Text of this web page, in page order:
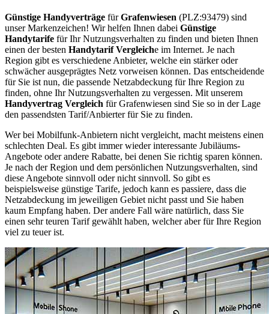
Günstige Handyverträge fürGrafenwiesen (PLZ:93479) sind
unser Markenzeichen! Wir helfen Ihnen dabei Günstige
Handytarife für Ihr Nutzungsverhalten zu finden und bieten Ihnen
einen der besten Handytarif Vergleiche im Internet. Je nach
Region gibt es verschiedene Anbieter, welche ein stärker oder
schwächer ausgeprägtes Netz vorweisen können. Das entscheidende
für Sie ist nun, die passende Netzabdeckung für Ihre Region zu
finden, ohne Ihr Nutzungsverhalten zu vergessen. Mit unserem
Handyvertrag Vergleich für Grafenwiesen sind Sie so in der Lage
den passendsten Tarif/Anbierter für Sie zu finden.
Wer bei Mobilfunk-Anbietern nicht vergleicht, macht meistens einen
schlechten Deal. Es gibt immer wieder interessante Jubiläums-
Angebote oder andere Rabatte, bei denen Sie richtig sparen können.
Je nach der Region und dem persönlichen Nutzungsverhalten, sind
diese Angebote sinnvoll oder nicht sinnvoll. So gibt es
beispielsweise günstige Tarife, jedoch kann es passiere, dass die
Netzabdeckung im jeweiligen Gebiet nicht passt und Sie haben
kaum Empfang haben. Der andere Fall wäre natürlich, dass Sie
einen sehr teuren Tarif gewählt haben, welcher aber für Ihre Region
viel zu teuer ist.